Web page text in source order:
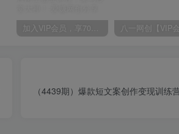
加入VIP会员，享70%的推广提成，免费学习多种网上创业课程，菜鸟秒变大神！
（4439期）爆款短文案创作变现训